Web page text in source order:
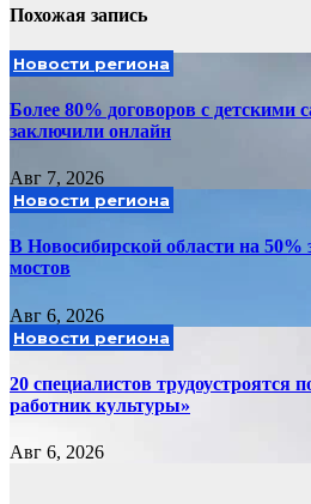
Похожая запись
Новости региона
Более 80% договоров с детскими
заключили онлайн
Авг 7, 2026
Новости региона
В Новосибирской области на 50%
мостов
Авг 6, 2026
Новости региона
20 специалистов трудоустроятся
работник культуры»
Авг 6, 2026